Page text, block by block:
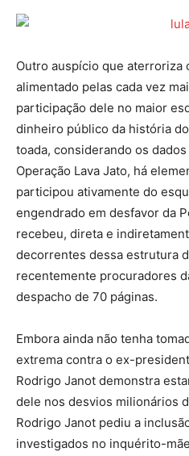
Outro auspício que aterroriza
alimentado pelas cada vez
participação dele no maior
dinheiro público da história
toada, considerando os
Operação Lava Jato, há
participou ativamente do
engendrado em desfavor da
recebeu, direta e
decorrentes dessa estrutura
recentemente procuradores
despacho de 70 páginas.
Embora ainda não tenha
extrema contra o ex-
Rodrigo Janot demonstra
dele nos desvios milionários
Rodrigo Janot pediu a
investigados no inquérito-